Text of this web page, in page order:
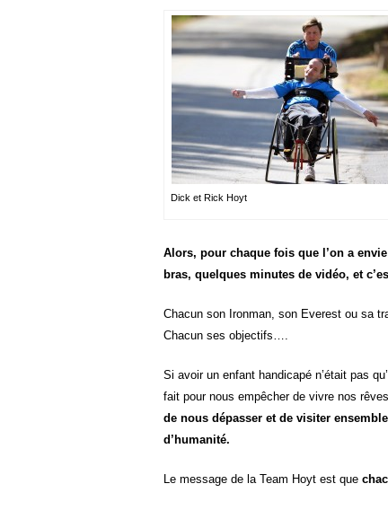
Dick et Rick Hoyt
Alors, pour chaque fois que l’on a
bras, quelques minutes de vidéo, et
Chacun son Ironman, son Everest ou sa
Chacun ses objectifs….
Si avoir un enfant handicapé n’était pas
fait pour nous empêcher de vivre nos
de nous dépasser et de visiter
d’humanité.
Le message de la Team Hoyt est que